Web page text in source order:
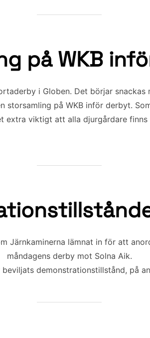
på WKB
i Globen. Det börjar
på WKB inför derbyt.
extra viktigt att alla djurgårdare
Järnkaminerna lämnat in för att
måndagens derby mot Solna Aik.
beviljats demonstrationstillstånd, på